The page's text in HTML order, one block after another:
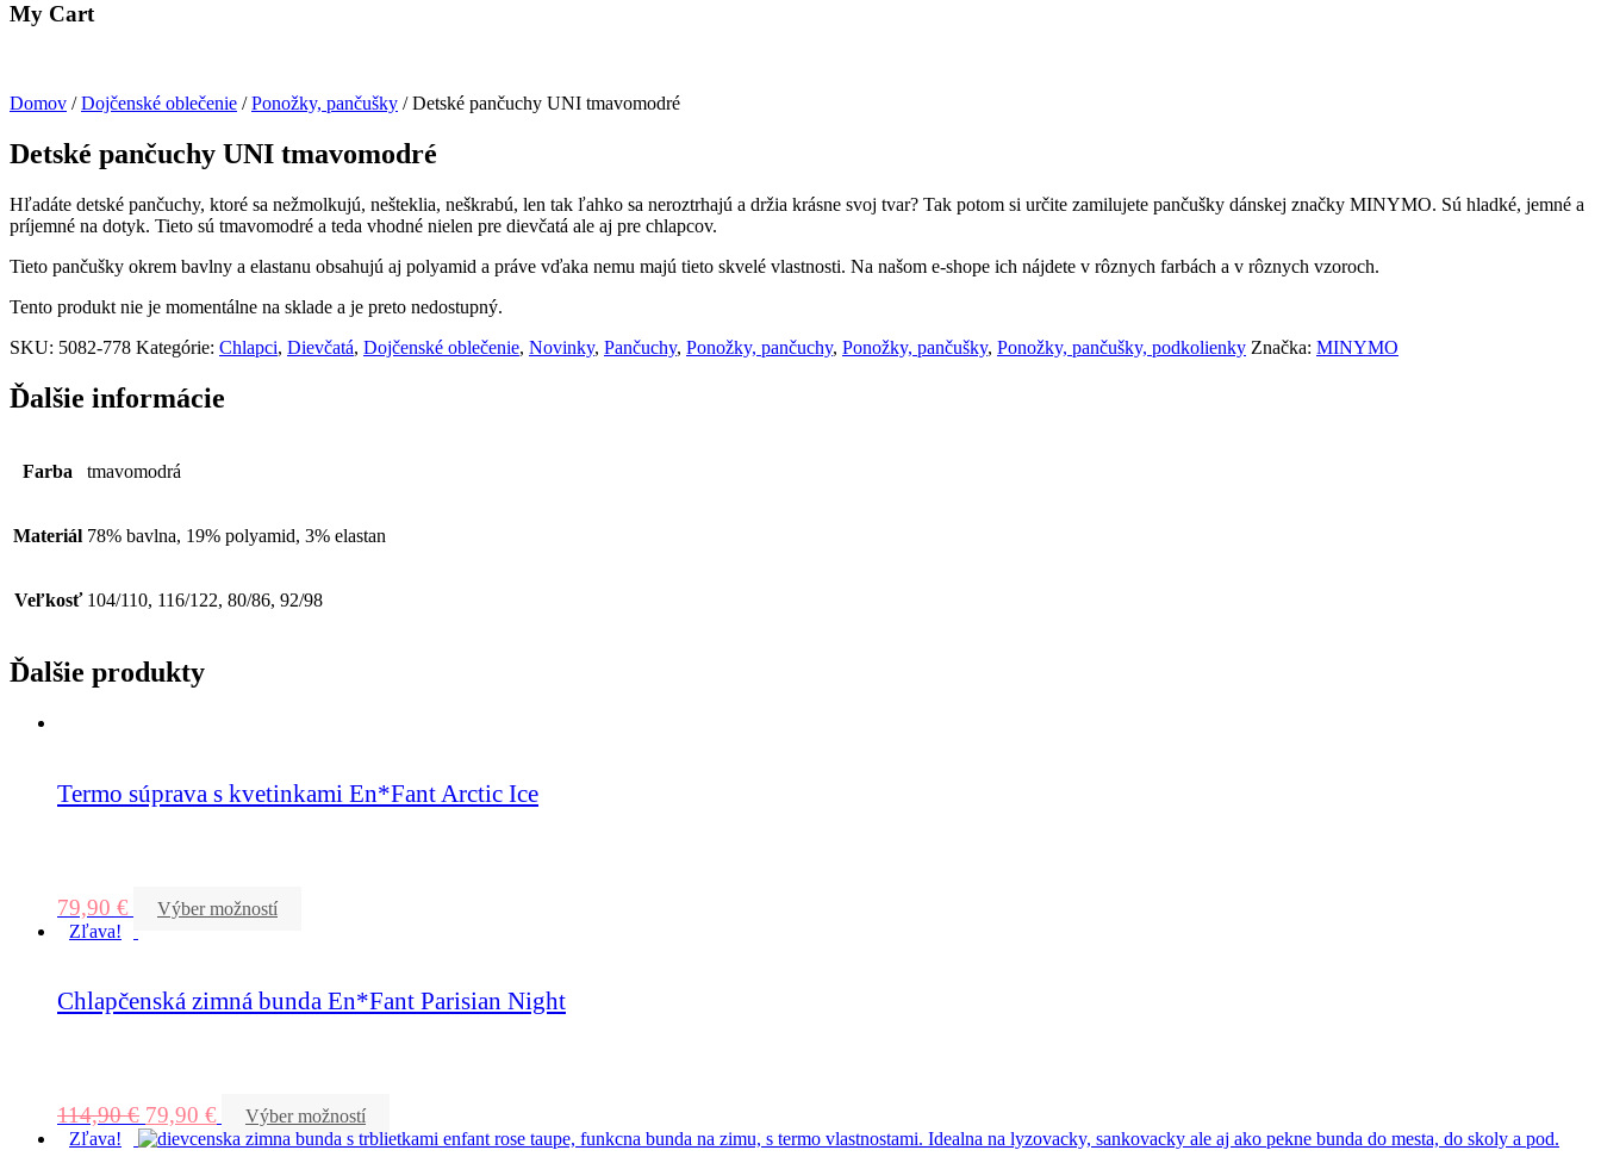
My Cart
Domov /Dojčenské oblečenie /Ponožky, pančušky / Detské pančuchy UNI tmavomodré
Detské pančuchy UNI tmavomodré
Hľadáte detské pančuchy, ktoré sa nežmolkujú, nešteklia, neškrabú, len tak ľahko sa neroztrhajú a držia krásne svoj tvar? Tak potom si určite zamilujete pančušky dánskej značky MINYMO. Sú hladké, jemné a
príjemné na dotyk. Tieto sú tmavomodré a teda vhodné nielen pre dievčatá ale aj pre chlapcov.
Tieto pančušky okrem bavlny a elastanu obsahujú aj polyamid a práve vďaka nemu majú tieto skvelé vlastnosti. Na našom e-shope ich nájdete v rôznych farbách a v rôznych vzoroch.
Tento produkt nie je momentálne na sklade a je preto nedostupný.
SKU: 5082-778 Kategórie: Chlapci, Dievčatá, Dojčenské oblečenie, Novinky, Pančuchy, Ponožky, pančuchy, Ponožky, pančušky, Ponožky, pančušky, podkolienky Značka: MINYMO
Ďalšie informácie
Farba tmavomodrá
Materiál 78% bavlna, 19% polyamid, 3% elastan
Veľkosť 104/110, 116/122, 80/86, 92/98
Ďalšie produkty
Termo súprava s kvetinkami En*Fant Arctic Ice
79,90 €
Výber možností
Zľava!
Chlapčenská zimná bunda En*Fant Parisian Night
114,90€ 79,90 €
Výber možností
Zľava!